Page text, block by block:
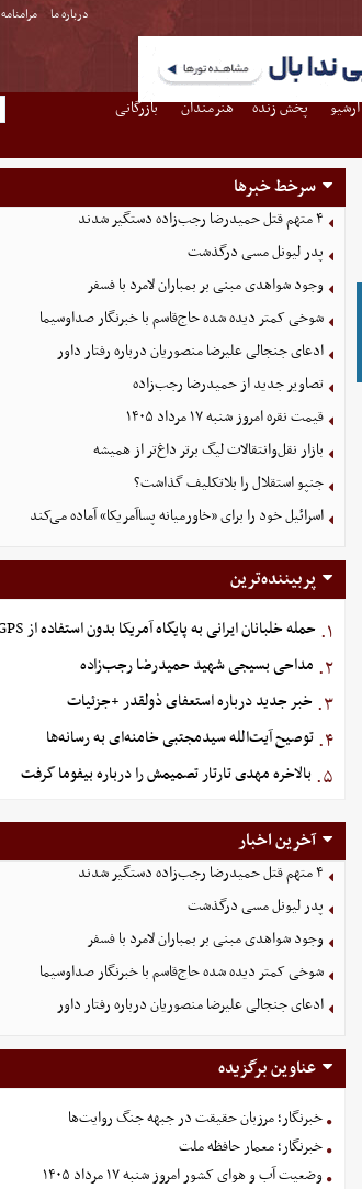
درباره ما مرامنامه
آرشیو پخش زنده هنرمندان
بازرگانی
سرخط خبرها
۴ متهم قتل حمیدرضا رجب‌زاده دستگیر شدند
پدر لیونل مسی درگذشت
وجود شواهدی مبنی بر بمباران لامرد با فسفر
شوخی کمتر دیده شده حاج‌قاسم با خبرنگار صداوسیما
ادعای جنجالی علیرضا منصوریان درباره رفتار داور
تصاویر جدید از حمیدرضا رجب‌زاده
قیمت نقره امروز شنبه ۱۷ مرداد ۱۴۰۵
بازار نقل‌وانتقالات لیگ برتر داغ‌تر از همیشه
جنپو استقلال را بلاتکلیف گذاشت؟
اسرائیل خود را برای «خاورمیانه پساآمریکا» آماده می‌کند
پربیننده‌ترین
۱. حمله خلبانان ایرانی به پایگاه آمریکا بدون استفاده از GPS
۲. مداحی بسیجی شهید حمیدرضا رجب‌زاده
۳. خبر جدید درباره استعفای ذولقدر +جزئیات
۴. توصیح آیت‌الله سیدمجتبی خامنه‌ای به رسانه‌ها
۵. بالاخره مهدی تارتار تصمیمش را درباره بیفوما گرفت
آخرین اخبار
۴ متهم قتل حمیدرضا رجب‌زاده دستگیر شدند
پدر لیونل مسی درگذشت
وجود شواهدی مبنی بر بمباران لامرد با فسفر
شوخی کمتر دیده شده حاج‌قاسم با خبرنگار صداوسیما
ادعای جنجالی علیرضا منصوریان درباره رفتار داور
عناوین برگزیده
خبرنگار؛ مرزبان حقیقت در جبهه جنگ روایت‌ها
خبرنگار؛ معمار حافظه ملت
وضعیت آب و هوای کشور امروز شنبه ۱۷ مرداد ۱۴۰۵